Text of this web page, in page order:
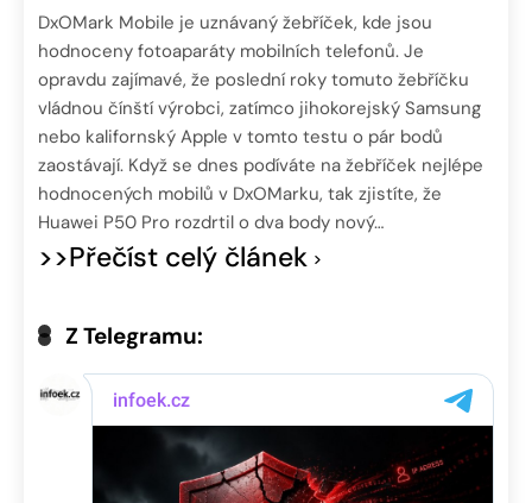
DxOMark Mobile je uznávaný žebříček, kde jsou
hodnoceny fotoaparáty mobilních telefonů. Je
opravdu zajímavé, že poslední roky tomuto žebříčku
vládnou čínští výrobci, zatímco jihokorejský Samsung
nebo kalifornský Apple v tomto testu o pár bodů
zaostávají. Když se dnes podíváte na žebříček nejlépe
hodnocených mobilů v DxOMarku, tak zjistíte, že
Huawei P50 Pro rozdrtil o dva body nový…
>>Přečíst celý článek
Z Telegramu: